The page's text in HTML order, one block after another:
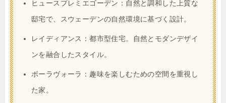
ヒュースプレミエゴーデン：自然と調和した上質な
邸宅で、スウェーデンの自然環境に基づく設計。
レイディアンス：都市型住宅。自然とモダンデザイ
ンを融合したスタイル。
ボーラヴォーラ：趣味を楽しむための空間を重視し
た家。